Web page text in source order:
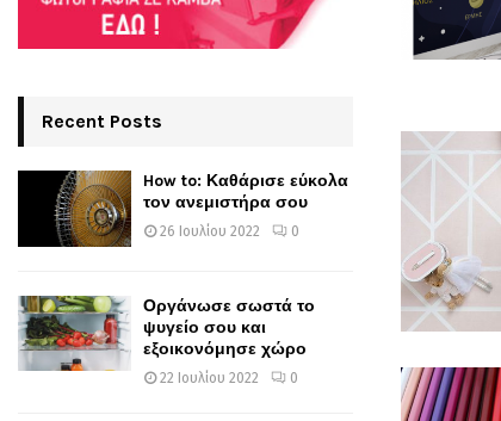
Recent Posts
How to: Καθάρισε εύκολα
τον ανεμιστήρα σου
26 Ιουλίου 2022 0
Οργάνωσε σωστά το
ψυγείο σου και
εξοικονόμησε χώρο
22 Ιουλίου 2022 0